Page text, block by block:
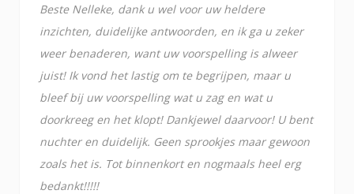
Beste Nelleke, dank u wel voor uw heldere
inzichten, duidelijke antwoorden, en ik ga u zeker
weer benaderen, want uw voorspelling is alweer
juist! Ik vond het lastig om te begrijpen, maar u
bleef bij uw voorspelling wat u zag en wat u
doorkreeg en het klopt! Dankjewel daarvoor! U bent
nuchter en duidelijk. Geen sprookjes maar gewoon
zoals het is. Tot binnenkort en nogmaals heel erg
bedankt!!!!!